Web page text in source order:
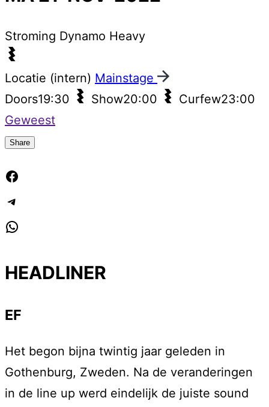
Stroming Dynamo Heavy
Locatie (intern) Mainstage
Doors19:30 Show20:00 Curfew23:00
Geweest
Share
HEADLINER
EF
Het begon bijna twintig jaar geleden in
Gothenburg, Zweden. Na de veranderingen
in de line up werd eindelijk de juiste sound